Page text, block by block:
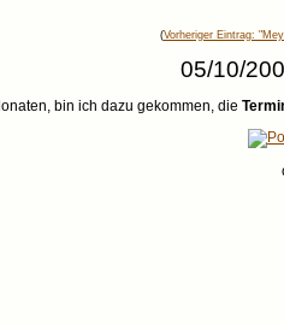
(Vorheriger Eintrag:
05/10/
bin ich dazu gekommen, die